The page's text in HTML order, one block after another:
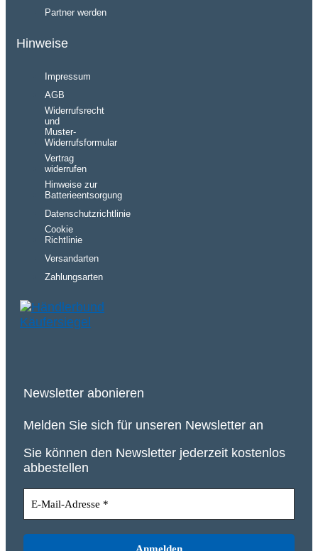
Partner werden
Hinweise
Impressum
AGB
Widerrufsrecht
und
Muster-
Widerrufsformular
Vertrag
widerrufen
Hinweise zur
Batterieentsorgung
Datenschutzrichtlinie
Cookie
Richtlinie
Versandarten
Zahlungsarten
Newsletter abonieren
Melden Sie sich für unseren Newsletter an
Sie können den Newsletter jederzeit kostenlos
abbestellen